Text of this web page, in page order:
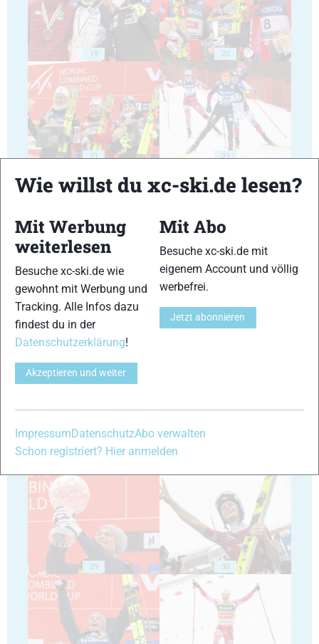
19 20
21 22
25
29 30
Wie willst du xc-ski.de lesen?
Mit Werbung
weiterlesen
Besuche xc-ski.de wie
gewohnt mit Werbung und
Tracking. Alle Infos dazu
findest du in der
Datenschutzerklärung!
Akzeptieren und weiter
Mit Abo
Besuche xc-ski.de mit
eigenem Account und völlig
werbefrei.
Jetzt abonnieren
Impressum DatenschutzAbo verwalten
Schon registriert? Hier anmelden